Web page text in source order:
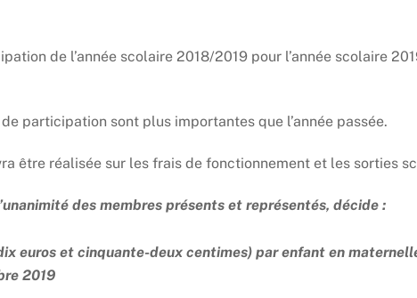
de l’année scolaire 2018/2019 pour l’année scolaire
participation sont plus importantes que l’année passée.
être réalisée sur les frais de fonctionnement et les sorties
des membres présents et représentés, décide :
euros et cinquante-deux centimes) par enfant en
2019